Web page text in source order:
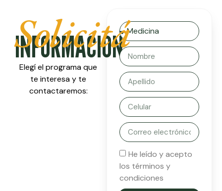
Solicitá
INFORMACIÓN
Elegí el programa que
te interesa y te
contactaremos:
He leído y acepto
los términos y
condiciones